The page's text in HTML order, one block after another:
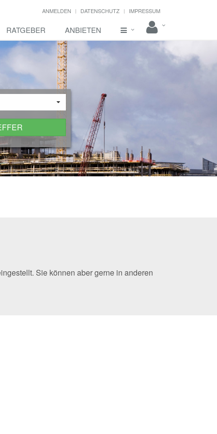
ANMELDEN DATENSCHUTZ IMPRESSUM
RATGEBER ANBIETEN
Sie können aber gerne in anderen